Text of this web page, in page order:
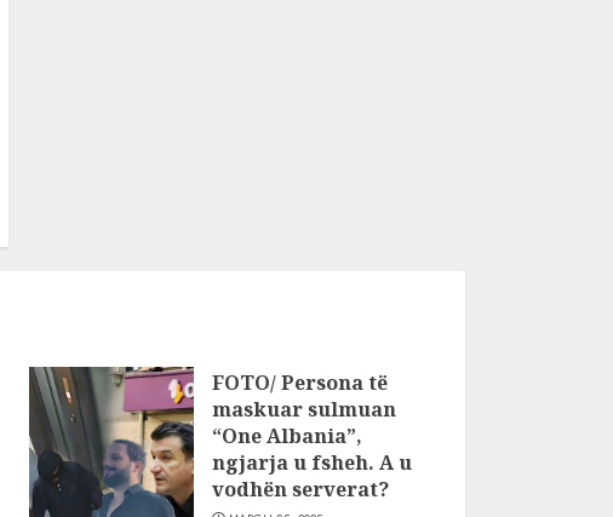
FOTO/ Persona të
maskuar sulmuan
“One Albania”,
ngjarja u fsheh. A u
vodhën serverat?